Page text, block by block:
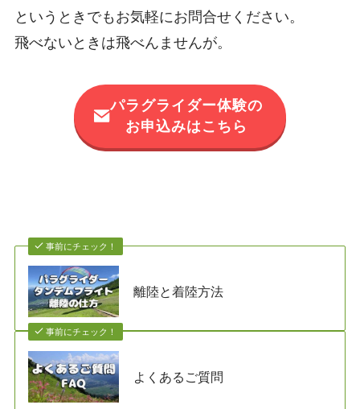
というときでもお気軽にお問合せください。
飛べないときは飛べんませんが。
パラグライダー体験の
お申込みはこちら
事前にチェック！
離陸と着陸方法
事前にチェック！
よくあるご質問